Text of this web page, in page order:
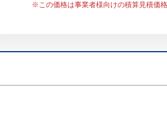
※この価格は事業者様向けの積算見積価